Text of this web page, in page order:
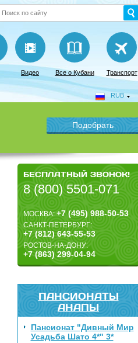
Видео Все о Кубани Транспорт
RUB
БЕСПЛАТНЫЙ ЗВОНОК!
8 (800) 5501-071
МОСКВА:+7 (495) 988-50-53
САНКТ-ПЕТЕРБУРГ:
+7 (812) 643-55-53
РОСТОВ-НА-ДОНУ:
+7 (863) 299-04-94
ПАНСИОНАТЫ
АНАПЫ
Пансионат "Дивный Мир
Усадьба Шато 4*" 3*